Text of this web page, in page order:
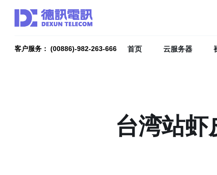
客户服务： (00886)-982-263-666 首页 云服务器
台湾站虾